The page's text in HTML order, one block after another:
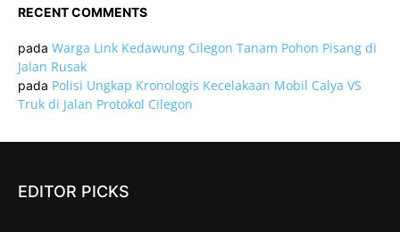
RECENT COMMENTS
pada Warga Link Kedawung Cilegon Tanam Pohon Pisang di
Jalan Rusak
pada Polisi Ungkap Kronologis Kecelakaan Mobil Calya VS
Truk di Jalan Protokol Cilegon
EDITOR PICKS